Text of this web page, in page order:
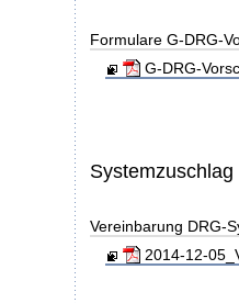
Formulare G-DRG-
G-DRG-
Systemzuschlag
Vereinbarung DRG-
2014-12-